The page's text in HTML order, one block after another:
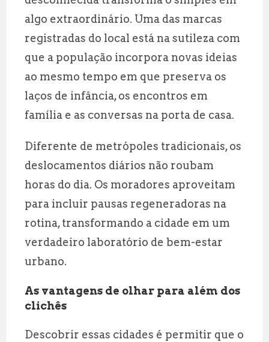
algo extraordinário. Uma das marcas
registradas do local está na sutileza com
que a população incorpora novas ideias
ao mesmo tempo em que preserva os
laços de infância, os encontros em
família e as conversas na porta de casa.
Diferente de metrópoles tradicionais, os
deslocamentos diários não roubam
horas do dia. Os moradores aproveitam
para incluir pausas regeneradoras na
rotina, transformando a cidade em um
verdadeiro laboratório de bem-estar
urbano.
As vantagens de olhar para além dos
clichês
Descobrir essas cidades é permitir que o